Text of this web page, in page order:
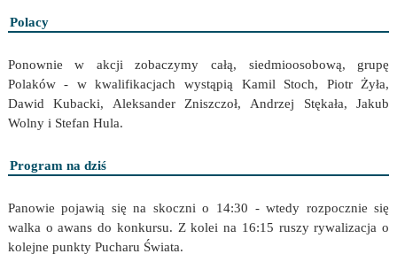
Polacy
Ponownie w akcji zobaczymy całą, siedmioosobową, grupę
Polaków - w kwalifikacjach wystąpią Kamil Stoch, Piotr Żyła,
Dawid Kubacki, Aleksander Zniszczoł, Andrzej Stękała, Jakub
Wolny i Stefan Hula.
Program na dziś
Panowie pojawią się na skoczni o 14:30 - wtedy rozpocznie się
walka o awans do konkursu. Z kolei na 16:15 ruszy rywalizacja o
kolejne punkty Pucharu Świata.